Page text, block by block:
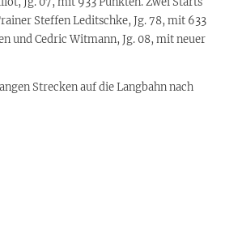
Steffen Leditschke, Jg. 78, mit 633
und Cedric Witmann, Jg. 08, mit neuer
Strecken auf die Langbahn nach